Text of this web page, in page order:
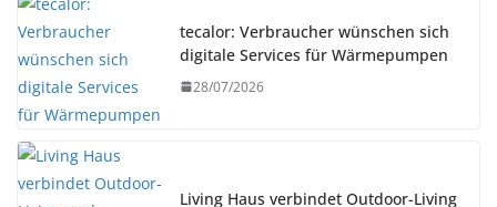
tecalor: Verbraucher wünschen sich
digitale Services für Wärmepumpen
28/07/2026
Living Haus verbindet Outdoor-Living